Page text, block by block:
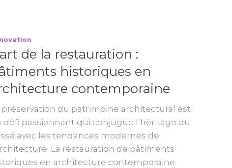
de la restauration :
historiques en
contemporaine
préservation du patrimoine architectural est
défi passionnant qui conjugue l’héritage du
avec les tendances modernes de
La restauration de bâtiments
en architecture contemporaine